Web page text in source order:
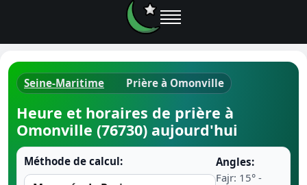
Ramadan
Seine-Maritime Prière à Omonville
Heure et horaires de prière à
Omonville (76730) aujourd'hui
Méthode de calcul:
Angles:
Fajr: 15° -